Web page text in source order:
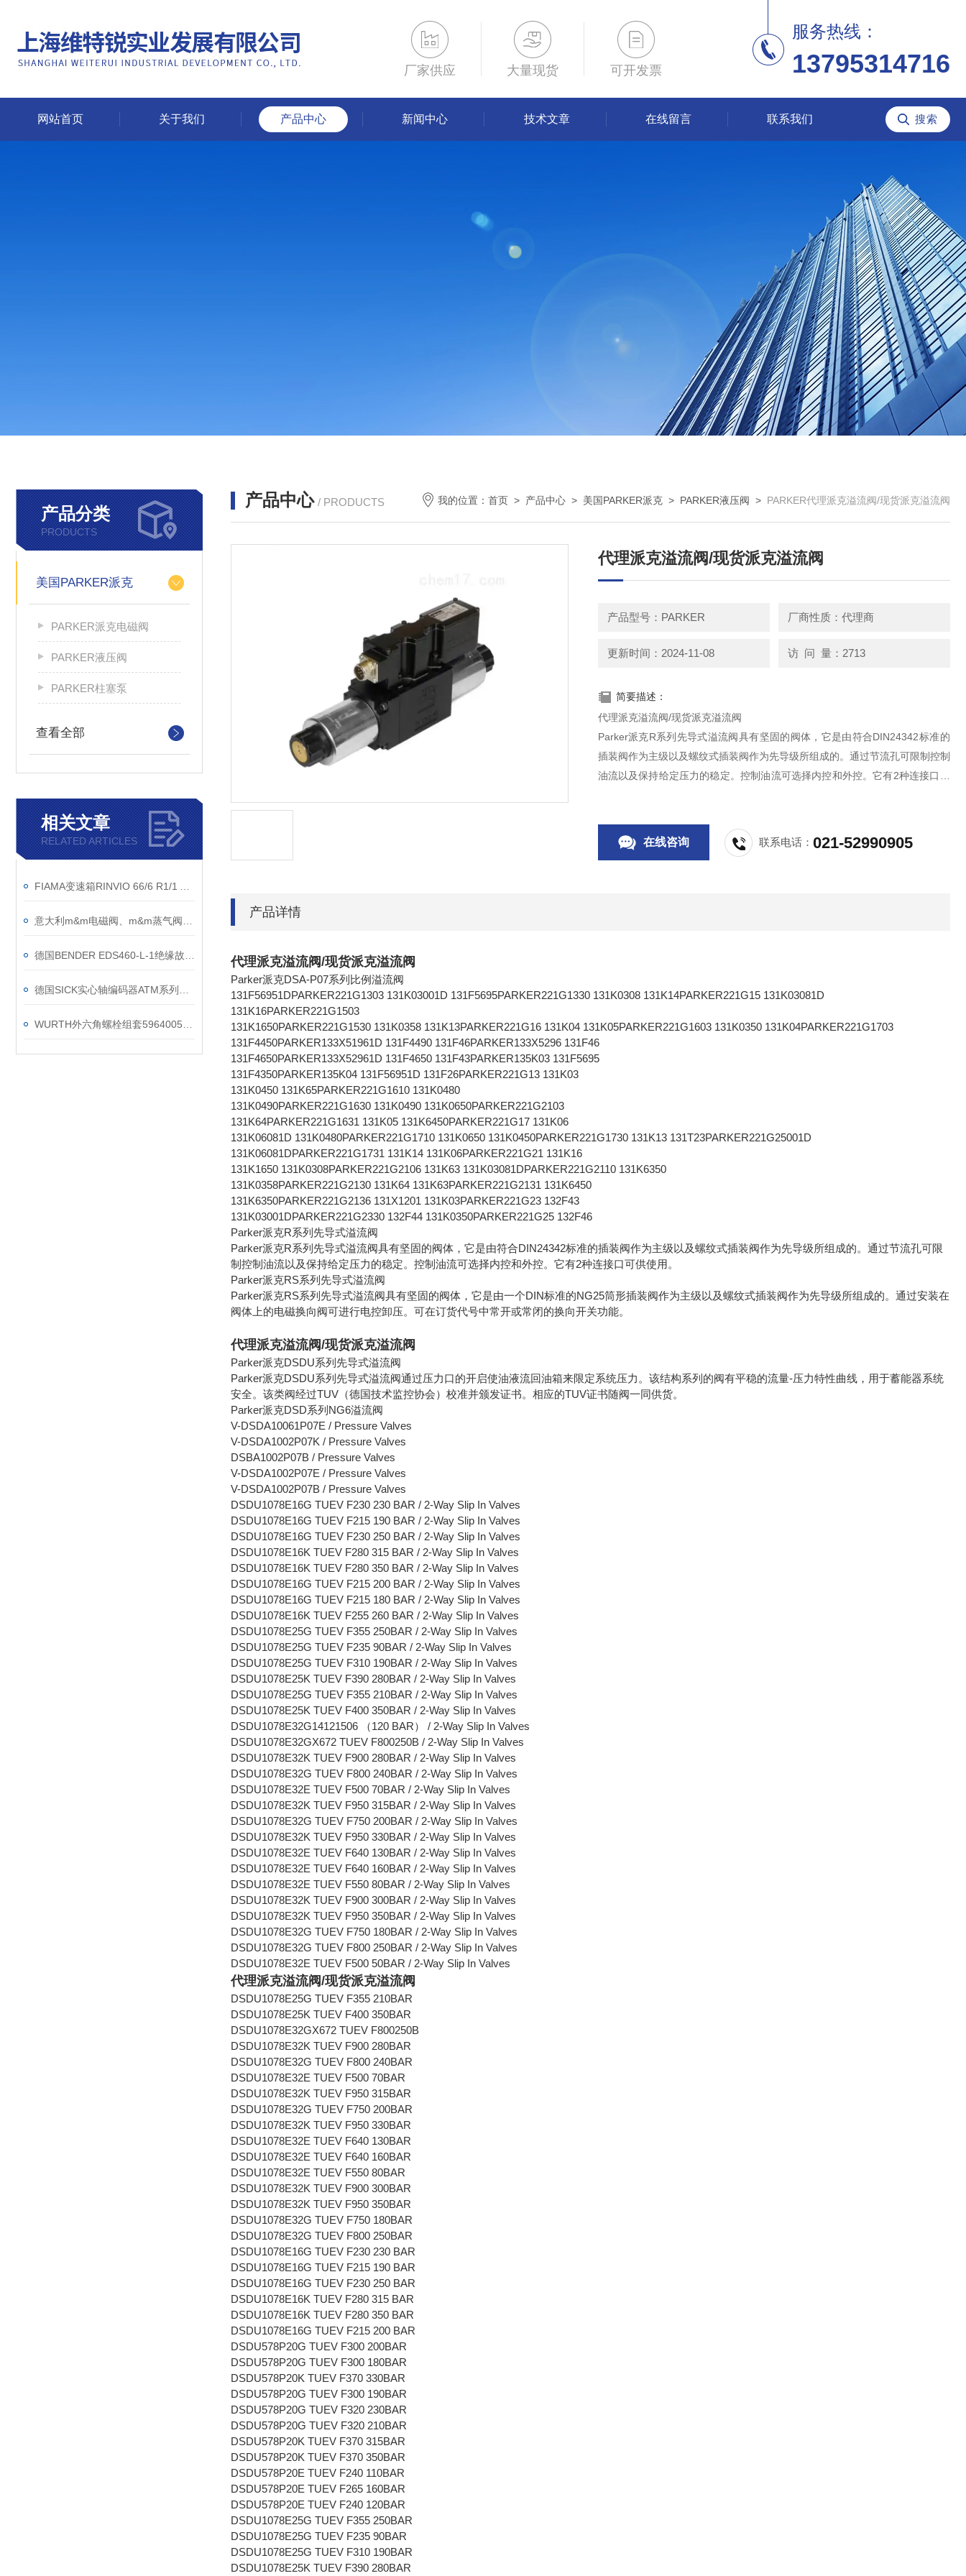
厂家供应 大量现货 可开发票
服务热线：
13795314716
网站首页 关于我们 产品中心 新闻中心 技术文章 在线留言 联系我们
产品分类
PRODUCTS
美国PARKER派克
PARKER派克电磁阀
PARKER液压阀
PARKER柱塞泵
查看全部
相关文章
RELATED ARTICLES
产品中心 / PRODUCTS 我的位置： 首页 > 产品中心 > 美国PARKER派克 > PARKER液压阀 > PARKER代理派克溢流阀/现货派克溢流阀
代理派克溢流阀/现货派克溢流阀
产品型号：PARKER 厂商性质：代理商
更新时间：2024-11-08 访 问 量：2713
简要描述：
代理派克溢流阀/现货派克溢流阀
Parker派克R系列先导式溢流阀具有坚固的阀体，它是由符合DIN24342标准的
插装阀作为主级以及螺纹式插装阀作为先导级所组成的。通过节流孔可限制控制
油流以及保持给定压力的稳定。控制油流可选择内控和外控。它有2种连接口可
在线咨询 联系电话：021-52990905
产品详情
代理派克溢流阀/现货派克溢流阀
Parker派克DSA-P07系列比例溢流阀
131F56951DPARKER221G1303 131K03001D 131F5695PARKER221G1330 131K0308 131K14PARKER221G15 131K03081D
131K16PARKER221G1503
131K1650PARKER221G1530 131K0358 131K13PARKER221G16 131K04 131K05PARKER221G1603 131K0350 131K04PARKER221G1703
131F4450PARKER133X51961D 131F4490 131F46PARKER133X5296 131F46
131F4650PARKER133X52961D 131F4650 131F43PARKER135K03 131F5695
131F4350PARKER135K04 131F56951D 131F26PARKER221G13 131K03
131K0450 131K65PARKER221G1610 131K0480
131K0490PARKER221G1630 131K0490 131K0650PARKER221G2103
131K64PARKER221G1631 131K05 131K6450PARKER221G17 131K06
131K06081D 131K0480PARKER221G1710 131K0650 131K0450PARKER221G1730 131K13 131T23PARKER221G25001D
131K06081DPARKER221G1731 131K14 131K06PARKER221G21 131K16
131K1650 131K0308PARKER221G2106 131K63 131K03081DPARKER221G2110 131K6350
131K0358PARKER221G2130 131K64 131K63PARKER221G2131 131K6450
131K6350PARKER221G2136 131X1201 131K03PARKER221G23 132F43
131K03001DPARKER221G2330 132F44 131K0350PARKER221G25 132F46
Parker派克R系列先导式溢流阀
Parker派克R系列先导式溢流阀具有坚固的阀体，它是由符合DIN24342标准的插装阀作为主级以及螺纹式插装阀作为先导级所组成的。通过节流孔可限
制控制油流以及保持给定压力的稳定。控制油流可选择内控和外控。它有2种连接口可供使用。
Parker派克RS系列先导式溢流阀
Parker派克RS系列先导式溢流阀具有坚固的阀体，它是由一个DIN标准的NG25筒形插装阀作为主级以及螺纹式插装阀作为先导级所组成的。通过安装在
阀体上的电磁换向阀可进行电控卸压。可在订货代号中常开或常闭的换向开关功能。
代理派克溢流阀/现货派克溢流阀
Parker派克DSDU系列先导式溢流阀
Parker派克DSDU系列先导式溢流阀通过压力口的开启使油液流回油箱来限定系统压力。该结构系列的阀有平稳的流量-压力特性曲线，用于蓄能器系统
安全。该类阀经过TUV（德国技术监控协会）校准并颁发证书。相应的TUV证书随阀一同供货。
Parker派克DSD系列NG6溢流阀
V-DSDA10061P07E / Pressure Valves
V-DSDA1002P07K / Pressure Valves
DSBA1002P07B / Pressure Valves
V-DSDA1002P07E / Pressure Valves
V-DSDA1002P07B / Pressure Valves
DSDU1078E16G TUEV F230 230 BAR / 2-Way Slip In Valves
DSDU1078E16G TUEV F215 190 BAR / 2-Way Slip In Valves
DSDU1078E16G TUEV F230 250 BAR / 2-Way Slip In Valves
DSDU1078E16K TUEV F280 315 BAR / 2-Way Slip In Valves
DSDU1078E16K TUEV F280 350 BAR / 2-Way Slip In Valves
DSDU1078E16G TUEV F215 200 BAR / 2-Way Slip In Valves
DSDU1078E16G TUEV F215 180 BAR / 2-Way Slip In Valves
DSDU1078E16K TUEV F255 260 BAR / 2-Way Slip In Valves
DSDU1078E25G TUEV F355 250BAR / 2-Way Slip In Valves
DSDU1078E25G TUEV F235 90BAR / 2-Way Slip In Valves
DSDU1078E25G TUEV F310 190BAR / 2-Way Slip In Valves
DSDU1078E25K TUEV F390 280BAR / 2-Way Slip In Valves
DSDU1078E25G TUEV F355 210BAR / 2-Way Slip In Valves
DSDU1078E25K TUEV F400 350BAR / 2-Way Slip In Valves
DSDU1078E32G14121506 （120 BAR） / 2-Way Slip In Valves
DSDU1078E32GX672 TUEV F800250B / 2-Way Slip In Valves
DSDU1078E32K TUEV F900 280BAR / 2-Way Slip In Valves
DSDU1078E32G TUEV F800 240BAR / 2-Way Slip In Valves
DSDU1078E32E TUEV F500 70BAR / 2-Way Slip In Valves
DSDU1078E32K TUEV F950 315BAR / 2-Way Slip In Valves
DSDU1078E32G TUEV F750 200BAR / 2-Way Slip In Valves
DSDU1078E32K TUEV F950 330BAR / 2-Way Slip In Valves
DSDU1078E32E TUEV F640 130BAR / 2-Way Slip In Valves
DSDU1078E32E TUEV F640 160BAR / 2-Way Slip In Valves
DSDU1078E32E TUEV F550 80BAR / 2-Way Slip In Valves
DSDU1078E32K TUEV F900 300BAR / 2-Way Slip In Valves
DSDU1078E32K TUEV F950 350BAR / 2-Way Slip In Valves
DSDU1078E32G TUEV F750 180BAR / 2-Way Slip In Valves
DSDU1078E32G TUEV F800 250BAR / 2-Way Slip In Valves
DSDU1078E32E TUEV F500 50BAR / 2-Way Slip In Valves
代理派克溢流阀/现货派克溢流阀
DSDU1078E25G TUEV F355 210BAR
DSDU1078E25K TUEV F400 350BAR
DSDU1078E32GX672 TUEV F800250B
DSDU1078E32K TUEV F900 280BAR
DSDU1078E32G TUEV F800 240BAR
DSDU1078E32E TUEV F500 70BAR
DSDU1078E32K TUEV F950 315BAR
DSDU1078E32G TUEV F750 200BAR
DSDU1078E32K TUEV F950 330BAR
DSDU1078E32E TUEV F640 130BAR
DSDU1078E32E TUEV F640 160BAR
DSDU1078E32E TUEV F550 80BAR
DSDU1078E32K TUEV F900 300BAR
DSDU1078E32K TUEV F950 350BAR
DSDU1078E32G TUEV F750 180BAR
DSDU1078E32G TUEV F800 250BAR
DSDU1078E16G TUEV F230 230 BAR
DSDU1078E16G TUEV F215 190 BAR
DSDU1078E16G TUEV F230 250 BAR
DSDU1078E16K TUEV F280 315 BAR
DSDU1078E16K TUEV F280 350 BAR
DSDU1078E16G TUEV F215 200 BAR
DSDU578P20G TUEV F300 200BAR
DSDU578P20G TUEV F300 180BAR
DSDU578P20K TUEV F370 330BAR
DSDU578P20G TUEV F300 190BAR
DSDU578P20G TUEV F320 230BAR
DSDU578P20G TUEV F320 210BAR
DSDU578P20K TUEV F370 315BAR
DSDU578P20K TUEV F370 350BAR
DSDU578P20E TUEV F240 110BAR
DSDU578P20E TUEV F265 160BAR
DSDU578P20E TUEV F240 120BAR
DSDU1078E25G TUEV F355 250BAR
DSDU1078E25G TUEV F235 90BAR
DSDU1078E25G TUEV F310 190BAR
DSDU1078E25K TUEV F390 280BAR